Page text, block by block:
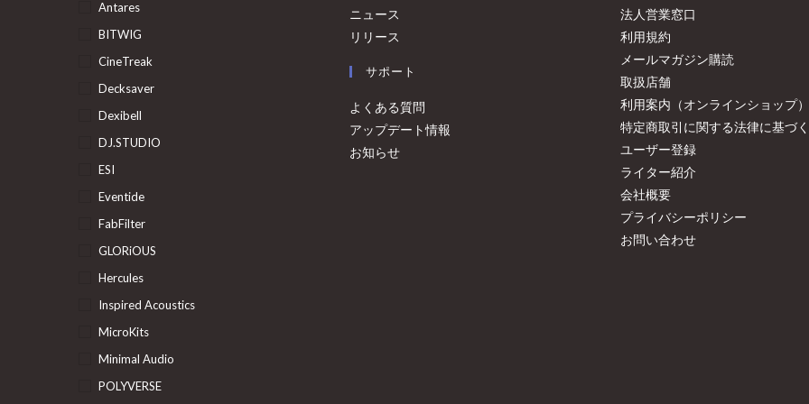
Antares
BITWIG
CineTreak
Decksaver
Dexibell
DJ.STUDIO
ESI
Eventide
FabFilter
GLORiOUS
Hercules
Inspired Acoustics
MicroKits
Minimal Audio
POLYVERSE
ニュース
リリース
サポート
よくある質問
アップデート情報
お知らせ
法人営業窓口
利用規約
メールマガジン購読
取扱店舗
利用案内（オンラインショップ）
特定商取引に関する法律に基づ
ユーザー登録
ライター紹介
会社概要
プライバシーポリシー
お問い合わせ